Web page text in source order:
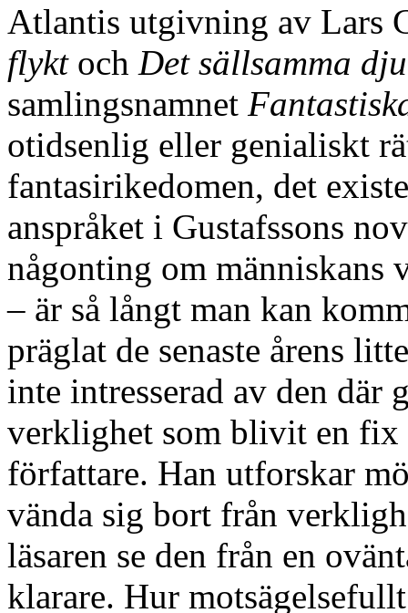
Atlantis utgivning av Lars
flyktoch Det sällsamma
samlingsnamnet
otidsenlig eller genialiskt
fantasirikedomen, det
anspråket i Gustafssons
någonting om
– är så långt man kan
präglat de senaste årens
inte intresserad av den
verklighet som blivit en fix
författare. Han utforskar
vända sig bort från
läsaren se den från en
klarare. Hur